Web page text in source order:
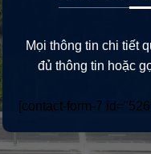
Mọi thông tin chi tiết
đủ thông tin hoặc
[contact-form-7